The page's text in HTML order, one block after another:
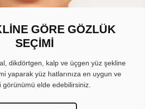
GÖRE GÖZLÜK
SEÇİMİ
dikdörtgen, kalp ve üçgen yüz şekline
yaparak yüz hatlarınıza en uygun ve
görünümü elde edebilirsiniz.